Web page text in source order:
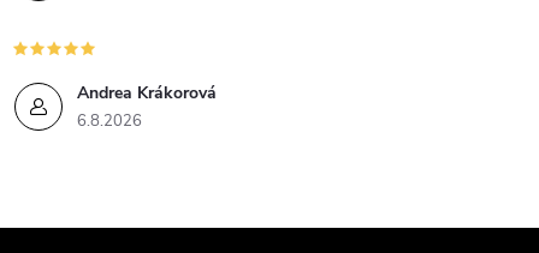
Andrea Krákorová
6.8.2026